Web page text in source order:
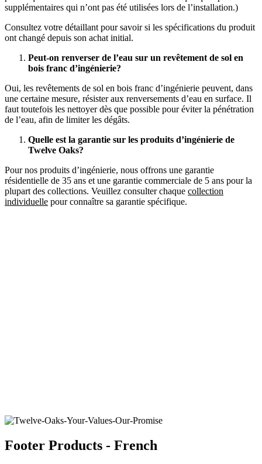
supplémentaires qui n’ont pas été utilisées lors de l’installation.)
Consultez votre détaillant pour savoir si les spécifications du produit
ont changé depuis son achat initial.
Peut-on renverser de l’eau sur un revêtement de sol en
bois franc d’ingénierie?
Oui, les revêtements de sol en bois franc d’ingénierie peuvent, dans
une certaine mesure, résister aux renversements d’eau en surface. Il
faut toutefois les nettoyer dès que possible pour éviter la pénétration
de l’eau, afin de limiter les dégâts.
Quelle est la garantie sur les produits d’ingénierie de
Twelve Oaks?
Pour nos produits d’ingénierie, nous offrons une garantie
résidentielle de 35 ans et une garantie commerciale de 5 ans pour la
plupart des collections. Veuillez consulter chaque collection
individuelle pour connaître sa garantie spécifique.
Footer Products - French